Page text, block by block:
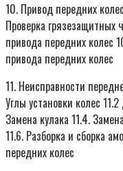
10. Привод передних
Проверка грязезащитных
привода передних колес
привода передних колес
11. Неисправности
Углы установки колес
Замена кулака 11.4.
11.6. Разборка и сборка
передних колес